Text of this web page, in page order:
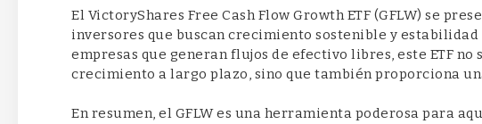
El VictoryShares Free Cash Flow Growth ETF (GFLW) se
inversores que buscan crecimiento sostenible y estabilidad
empresas que generan flujos de efectivo libres, este ETF
crecimiento a largo plazo, sino que también proporciona
En resumen, el GFLW es una herramienta poderosa para